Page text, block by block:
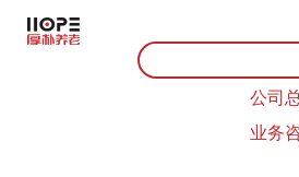
公司
业务